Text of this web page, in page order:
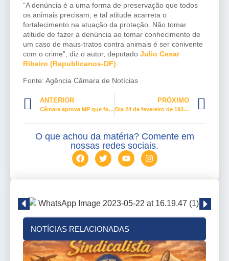
“A denúncia é a uma forma de preservação que todos
os animais precisam, e tal atitude acarreta o
fortalecimento na atuação da proteção. Não tomar
atitude de fazer a denúncia ao tomar conhecimento de
um caso de maus-tratos contra animais é ser conivente
com o crime”, diz o autor, deputado Julio Cesar
Ribeiro (Republicanos-DF)
Fonte: Agência Câmara de Notícias
ANTERIOR
Câmara aprova MP que facilita compra de vacinas
PRÓXIMO
Dia 24 de fevereiro de 1932 – Dia da Conquista do Voto Feminino no Brasil
O que achou da matéria? Comente em
nossas redes sociais.
NOTÍCIAS RELACIONADAS